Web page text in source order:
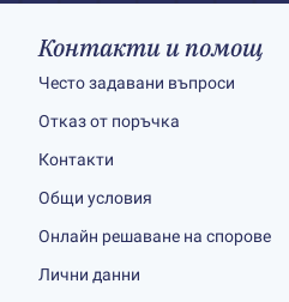
Контакти и помощ
Често задавани въпроси
Отказ от поръчка
Контакти
Общи условия
Онлайн решаване на спорове
Лични данни